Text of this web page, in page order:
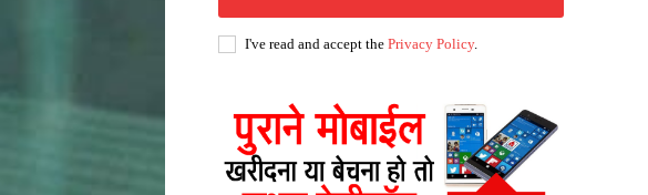
I've read and accept thePrivacy Policy.